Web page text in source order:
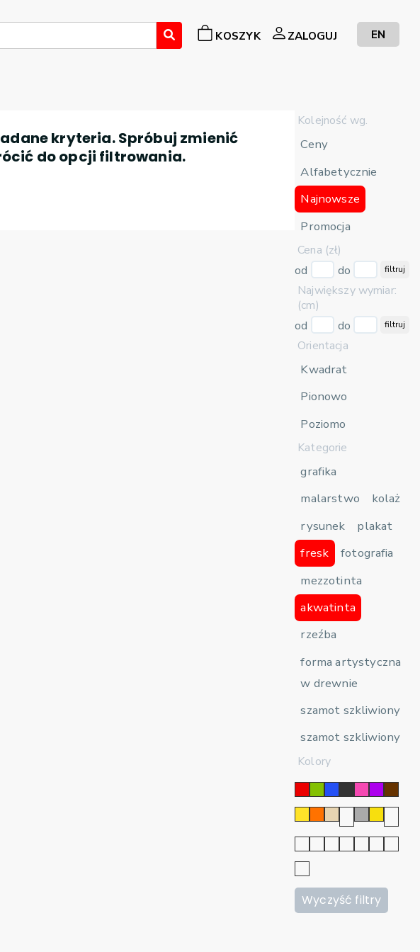
KOSZYK ZALOGUJ EN
Kolejność wg.
Ceny
Alfabetycznie
Najnowsze
Promocja
Cena (zł)
od
do filtruj
Największy wymiar:
(cm)
od
do filtruj
Orientacja
Kwadrat
Pionowo
Poziomo
Kategorie
grafika
malarstwo
kolaż
rysunek
plakat
fresk
fotografia
mezzotinta
akwatinta
rzeźba
forma artystyczna
w drewnie
szamot szkliwiony
szamot szkliwiony
Kolory
Wyczyść filtry
kryteria. Spróbuj zmienić
do opcji filtrowania.